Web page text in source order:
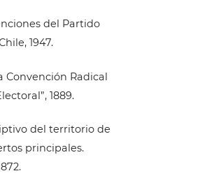
del Partido
1947.
Convención Radical
1889.
del territorio de
principales.